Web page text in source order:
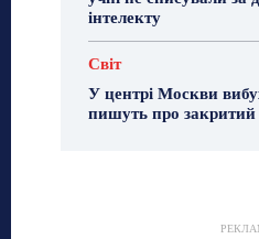
інтелекту
Світ
У центрі Москви
пишуть про закритий